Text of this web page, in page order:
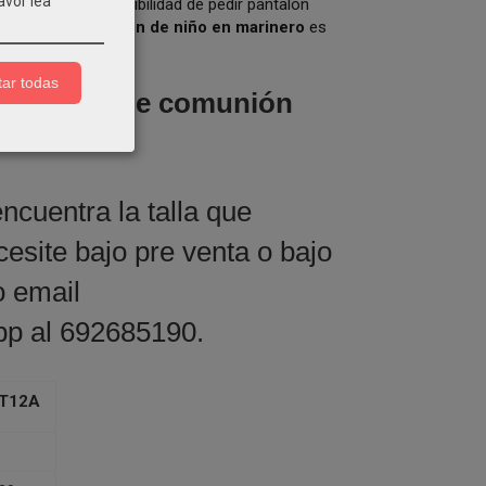
traje comunión de niño en marineroes
traje de comunión
la talla que
bajo pre venta o bajo
email
al 692685190.
T12A
todas